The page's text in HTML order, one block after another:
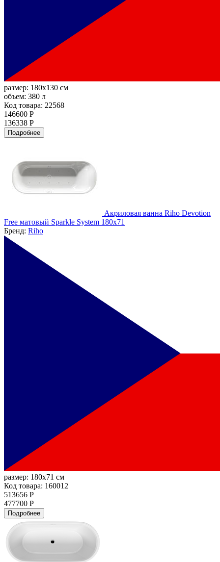
размер: 180x130 см
объем: 380 л
Код товара: 22568
146600 Р
136338 Р
Подробнее
Акриловая ванна Riho Devotion
Free матовый Sparkle System 180х71
Бренд: Riho
размер: 180x71 см
Код товара: 160012
513656 Р
477700 Р
Подробнее